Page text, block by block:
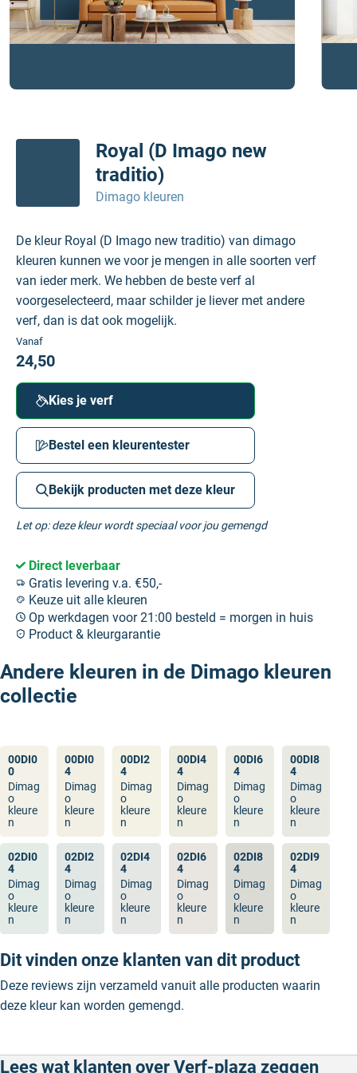
Royal (D Imago new
traditio)
Dimago kleuren
De kleur Royal (D Imago new traditio) van dimago
kleuren kunnen we voor je mengen in alle soorten verf
van ieder merk. We hebben de beste verf al
voorgeselecteerd, maar schilder je liever met andere
verf, dan is dat ook mogelijk.
Vanaf
24,50
Kies je verf
Bestel een kleurentester
Bekijk producten met deze kleur
Let op: deze kleur wordt speciaal voor jou gemengd
Direct leverbaar
Gratis levering v.a. €50,-
Keuze uit alle kleuren
Op werkdagen voor 21:00 besteld = morgen in huis
Product & kleurgarantie
Andere kleuren in de Dimago kleuren
collectie
00DI0
0
Dimag
o
kleure
n
00DI0
4
Dimag
o
kleure
n
00DI2
4
Dimag
o
kleure
n
00DI4
4
Dimag
o
kleure
n
00DI6
4
Dimag
o
kleure
n
00DI8
4
Dimag
o
kleure
n
02DI0
4
Dimag
o
kleure
n
02DI2
4
Dimag
o
kleure
n
02DI4
4
Dimag
o
kleure
n
02DI6
4
Dimag
o
kleure
n
02DI8
4
Dimag
o
kleure
n
02DI9
4
Dimag
o
kleure
n
Dit vinden onze klanten van dit product
Deze reviews zijn verzameld vanuit alle producten waarin
deze kleur kan worden gemengd.
Lees wat klanten over Verf-plaza zeggen